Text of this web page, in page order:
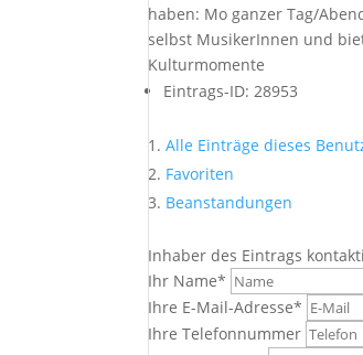
haben: Mo ganzer Tag/
selbst MusikerInnen und
Kulturmomente
Eintrags-ID:28953
Alle Einträge dieses
Favoriten
Beanstandungen
Inhaber des Eintrags
Ihr Name*
Ihre E-Mail-Adresse*
Ihre Telefonnummer